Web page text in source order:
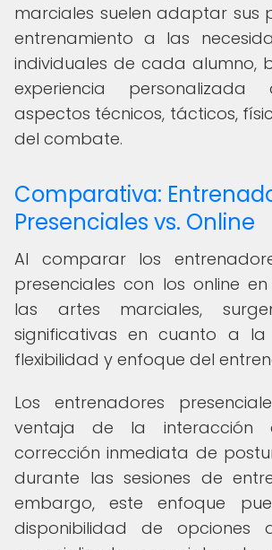
marciales suelen adaptar sus
entrenamiento a las
individuales de cada alumno,
experiencia
aspectos técnicos, tácticos,
del combate.
Comparativa:
Presenciales vs. Online
Al comparar los
presenciales con los online
las artes marciales,
significativas en cuanto a la
flexibilidad y enfoque del
Los entrenadores
ventaja de la
corrección inmediata de
durante las sesiones de
embargo, este enfoque
disponibilidad de opciones